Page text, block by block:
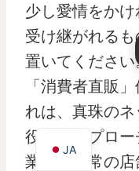
少し愛情をか
受け継がれる
置いてくださ
「消費者直販
れは、真珠の
役立つアプロ
業者と通常の
JA
EN
AR
IT
ES
DE